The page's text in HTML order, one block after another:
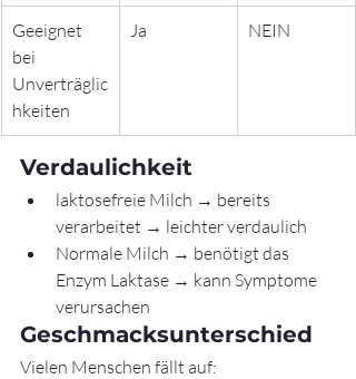
Geeignet
bei
Unverträglic
hkeiten
Ja NEIN
Verdaulichkeit
laktosefreie Milch → bereits
verarbeitet → leichter verdaulich
Normale Milch → benötigt das
Enzym Laktase → kann Symptome
verursachen
Geschmacksunterschied
Vielen Menschen fällt auf: